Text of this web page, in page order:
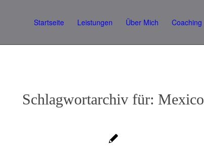
Startseite Leistungen Über Mich Coaching
Schlagwortarchiv für: Mexico